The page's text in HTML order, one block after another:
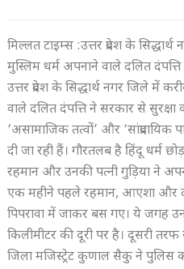
मिल्लत टाइम्स :उत्तर प्रदेश के
मुस्लिम धर्म अपनाने वाले दलित
उत्तर प्रदेश के सिद्धार्थ नगर जिले में
वाले दलित दंपत्ति ने सरकार से
‘असामाजिक तत्वों’ और ‘सांप्रदायिक
दी जा रही हैं। गौरतलब है हिंदू धर्म
रहमान और उनकी पत्नी गुड़िया ने
एक महीने पहले रहमान, आएशा और
पिपरावा में जाकर बस गए। ये जगह
किलीमीटर की दूरी पर है। दूसरी तरफ
जिला मजिस्ट्रेट कुणाल सैकु ने